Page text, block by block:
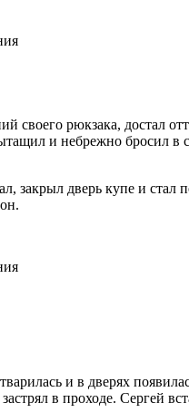
своего рюкзака, достал
и небрежно
дверь купе и
и в дверях
в проходе.